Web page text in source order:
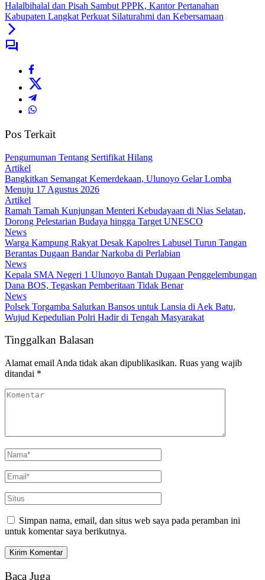
Halalbihalal dan Pisah Sambut PPPK, Kantor Pertanahan
Kabupaten Langkat Perkuat Silaturahmi dan Kebersamaan
Pos Terkait
Pengumuman Tentang Sertifikat Hilang
Artikel
Bangkitkan Semangat Kemerdekaan, Ulunoyo Gelar Lomba
Menuju 17 Agustus 2026
Artikel
Ramah Tamah Kunjungan Menteri Kebudayaan di Nias Selatan,
Dorong Pelestarian Budaya hingga Target UNESCO
News
Warga Kampung Rakyat Desak Kapolres Labusel Turun Tangan
Berantas Dugaan Bandar Narkoba di Perlabian
News
Kepala SMA Negeri 1 Ulunoyo Bantah Dugaan Penggelembungan
Dana BOS, Tegaskan Pemberitaan Tidak Benar
News
Polsek Torgamba Salurkan Bansos untuk Lansia di Aek Batu,
Wujud Kepedulian Polri Hadir di Tengah Masyarakat
Tinggalkan Balasan
Alamat email Anda tidak akan dipublikasikan. Ruas yang wajib
ditandai *
Simpan nama, email, dan situs web saya pada peramban ini
untuk komentar saya berikutnya.
Baca Juga